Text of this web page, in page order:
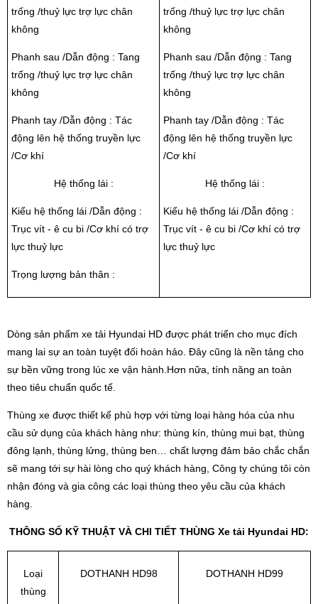
trống /thuỷ lực trợ lực chân
không
Phanh sau /Dẫn động : Tang
trống /thuỷ lực trợ lực chân
không
Phanh tay /Dẫn động : Tác
động lên hệ thống truyền lực
/Cơ khí
Hệ thống lái :
Kiểu hệ thống lái /Dẫn động :
Trục vít - ê cu bi /Cơ khí có trợ
lực thuỷ lực
Trọng lượng bản thân :
trống /thuỷ lực trợ lực chân
không
Phanh sau /Dẫn động : Tang
trống /thuỷ lực trợ lực chân
không
Phanh tay /Dẫn động : Tác
động lên hệ thống truyền lực
/Cơ khí
Hệ thống lái :
Kiểu hệ thống lái /Dẫn động :
Trục vít - ê cu bi /Cơ khí có trợ
lực thuỷ lực
Dòng sản phẩm xe tải Hyundai HD được phát triển cho mục đích
mang lai sự an toàn tuyệt đối hoàn hảo. Đây cũng là nền tảng cho
sự bền vững trong lúc xe vận hành.Hơn nữa, tính năng an toàn
theo tiêu chuẩn quốc tế.
Thùng xe được thiết kế phù hợp với từng loại hàng hóa của nhu
cầu sử dụng của khách hàng như: thùng kín, thùng mui bạt, thùng
đông lạnh, thùng lửng, thùng ben… chất lượng đảm bảo chắc chắn
sẽ mang tới sự hài lòng cho quý khách hàng, Công ty chúng tôi còn
nhận đóng và gia công các loại thùng theo yêu cầu của khách
hàng.
THÔNG SỐ KỸ THUẬT VÀ CHI TIẾT THÙNG Xe tải Hyundai HD:
Loại
thùng
DOTHANH HD98 DOTHANH HD99